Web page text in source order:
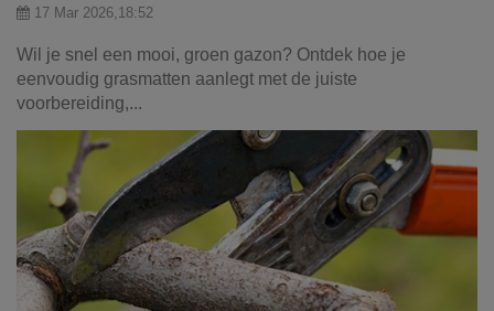
17 Mar 2026,18:52
Wil je snel een mooi, groen gazon? Ontdek hoe je
eenvoudig grasmatten aanlegt met de juiste
voorbereiding,...